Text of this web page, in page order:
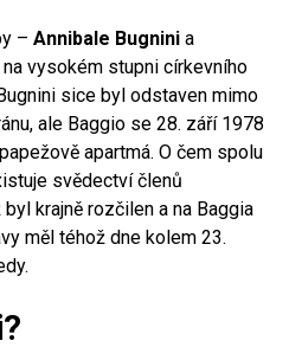
– Annibale Bugninia
vysokém stupni církevního
sice byl odstaven mimo
ale Baggio se 28. září 1978
apartmá. O čem spolu
svědectví členů
krajně rozčilen a na Baggia
měl téhož dne kolem 23.